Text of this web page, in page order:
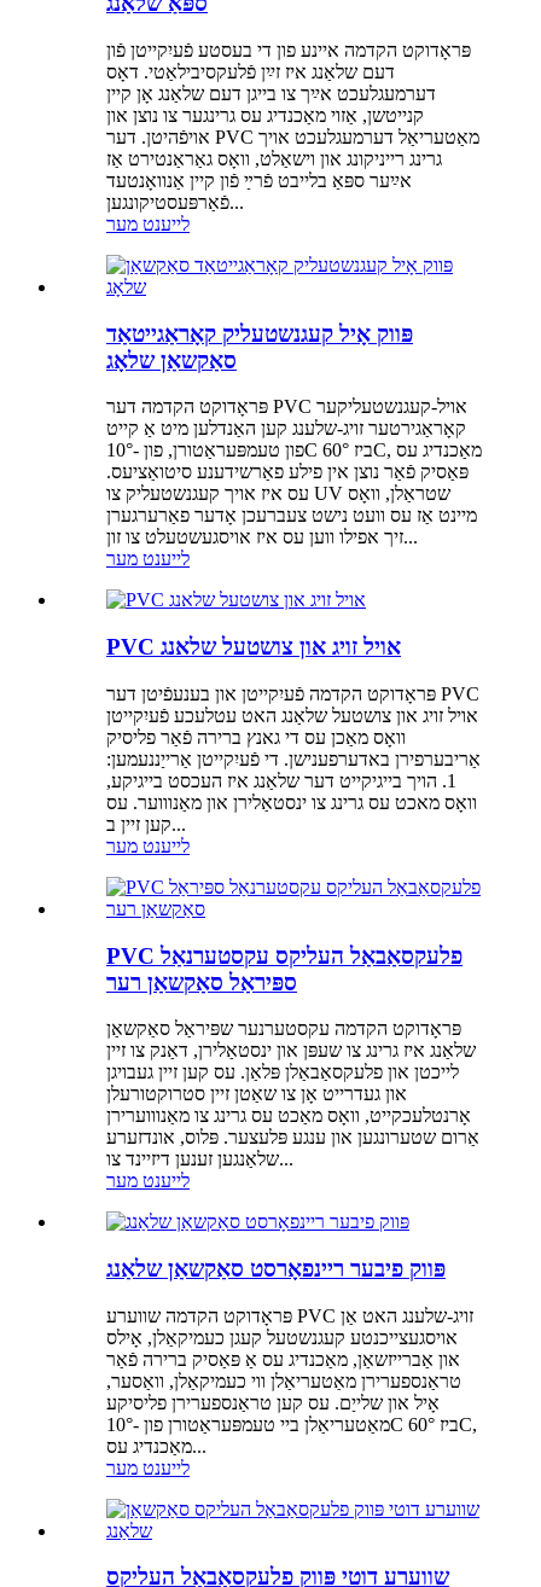
פּראָדוקט הקדמה איינע פון ​​די בעסטע פֿעיִקייטן פֿון
דעם שלאַנג איז זײַן פֿלעקסיבילאַטי. דאָס
דערמעגלעכט אײַך צו בייגן דעם שלאַנג אָן קיין
קנייטשן, אַזוי מאַכנדיג עס גרינגער צו נוצן און
אויפֿהיטן. דער PVC מאַטעריאַל דערמעגלעכט אויך
גרינג רייניקונג און וישאַלט, וואָס גאַראַנטירט אַז
אײַער ספּאַ בלייבט פֿרײַ פֿון קיין אַנוואָנטעד
פֿאַרפּעסטיקונגען...
לייענט מער
פּווק אָיל קעגנשטעליק קאָראַגייטאַד
סאַקשאַן שלאָג
פּראָדוקט הקדמה דער PVC אויל-קעגנשטעליקער
קאָראַגירטער זויג-שלענג קען האַנדלען מיט אַ קייט
פון טעמפּעראַטורן, פון -10°C ביז 60°C, מאַכנדיג עס
פּאַסיק פֿאַר נוצן אין פילע פאַרשידענע סיטואַציעס.
עס איז אויך קעגנשטעליק צו UV שטראַלן, וואָס
מיינט אַז עס וועט נישט צעברעכן אָדער פאַרערגערן
זיך אפילו ווען עס איז אויסגעשטעלט צו זון...
לייענט מער
PVC אויל זויג און צושטעל שלאנג
פּראָדוקט הקדמה פֿעיִקייטן און בענעפֿיטן דער PVC
אויל זויג און צושטעל שלאַנג האט עטלעכע פֿעיִקייטן
וואָס מאַכן עס די גאנץ ברירה פֿאַר פליסיק
אַריבערפירן באדערפענישן. די פֿעיִקייטן אַרייַננעמען:
1. הויך בייגיקייט דער שלאַנג איז העכסט בייגיקע,
וואָס מאכט עס גרינג צו ינסטאַלירן און מאַנוווער. עס
קען זיין ב...
לייענט מער
PVC פלעקסאַבאַל העליקס עקסטערנאַל
ספּיראַל סאַקשאַן רער
פּראָדוקט הקדמה עקסטערנער שפּיראַל סאַקשאַן
שלאַנג איז גרינג צו שעפּן און ינסטאַלירן, דאַנק צו זיין
לייכטן און פלעקסאַבאַלן פּלאַן. עס קען זיין געבויגן
און געדרייט אָן צו שאַטן זיין סטרוקטורעלן
אָרנטלעכקייט, וואָס מאַכט עס גרינג צו מאַנוווערירן
אַרום שטערונגען און ענגע פּלעצער. פּלוס, אונדזערע
שלאַנגען זענען דיזיינד צו...
לייענט מער
פּווק פיבער ריינפאָרסט סאַקשאַן שלאַנג
פּראָדוקט הקדמה שווערע PVC זויג-שלענג האט אַן
אויסגעצייכנטע קעגנשטעל קעגן כעמיקאַלן, אָילס
און אַברייזשאַן, מאַכנדיג עס אַ פּאַסיק ברירה פֿאַר
טראַנספערירן מאַטעריאַלן ווי כעמיקאַלן, וואַסער,
אָיל און שלייַם. עס קען טראַנספערירן פליסיקע
מאַטעריאַלן ביי טעמפּעראַטורן פון -10°C ביז 60°C,
מאַכנדיג עס...
לייענט מער
שווערע דוטי פּווק פלעקסאַבאַל העליקס